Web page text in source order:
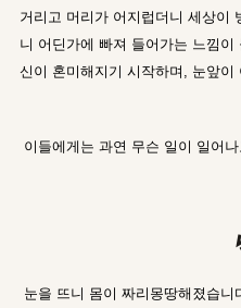
거리고 머리가 어지럽더니 세상이
니 어딘가에 빠져 들어가는 느낌
신이 혼미해지기 시작하며, 눈앞이
이들에게는 과연 무슨 일이 일어
눈을 뜨니 몸이 짜리몽땅해졌습